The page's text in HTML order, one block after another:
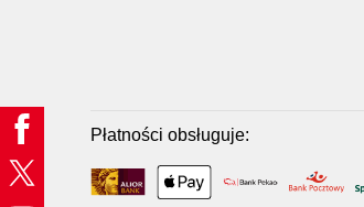
Płatności obsługuje: